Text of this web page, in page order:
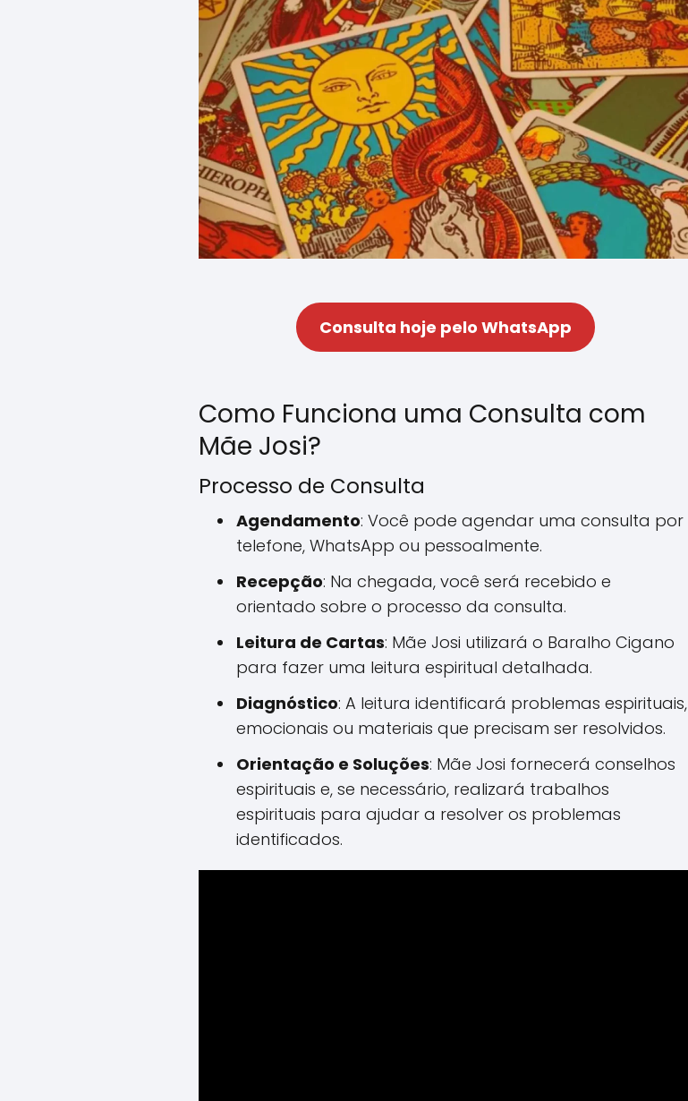
Consulta hoje pelo WhatsApp
Como Funciona uma Consulta com
Mãe Josi?
Processo de Consulta
Agendamento: Você pode agendar uma consulta por
telefone, WhatsApp ou pessoalmente.
Recepção: Na chegada, você será recebido e
orientado sobre o processo da consulta.
Leitura de Cartas: Mãe Josi utilizará o Baralho Cigano
para fazer uma leitura espiritual detalhada.
Diagnóstico: A leitura identificará problemas espirituais,
emocionais ou materiais que precisam ser resolvidos.
Orientação e Soluções: Mãe Josi fornecerá conselhos
espirituais e, se necessário, realizará trabalhos
espirituais para ajudar a resolver os problemas
identificados.